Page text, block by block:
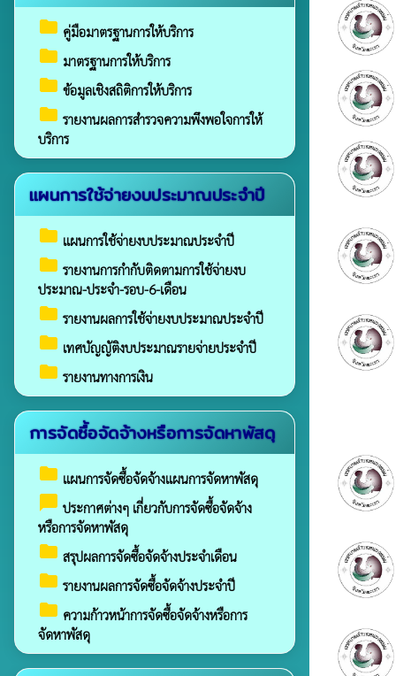
folder คู่มือมาตรฐานการให้บริการ
folder มาตรฐานการให้บริการ
folder ข้อมูลเชิงสถิติการให้บริการ
folder รายงานผลการสำรวจความพึงพอใจการให้
บริการ
แผนการใช้จ่ายงบประมาณประจำปี
folder แผนการใช้จ่ายงบประมาณประจำปี
folder รายงานการกำกับติดตามการใช้จ่ายงบ
ประมาณ-ประจำ-รอบ-6-เดือน
folder รายงานผลการใช้จ่ายงบประมาณประจำปี
folder เทศบัญญัติงบประมาณรายจ่ายประจำปี
folder รายงานทางการเงิน
การจัดซื้อจัดจ้างหรือการจัดหาพัสดุ
folder แผนการจัดซื้อจัดจ้างแผนการจัดหาพัสดุ
chat_bubble ประกาศต่างๆ เกี่ยวกับการจัดซื้อจัดจ้าง
หรือการจัดหาพัสดุ
folder สรุปผลการจัดซื้อจัดจ้างประจำเดือน
folder รายงานผลการจัดซื้อจัดจ้างประจำปี
folder ความก้าวหน้าการจัดซื้อจัดจ้างหรือการ
จัดหาพัสดุ